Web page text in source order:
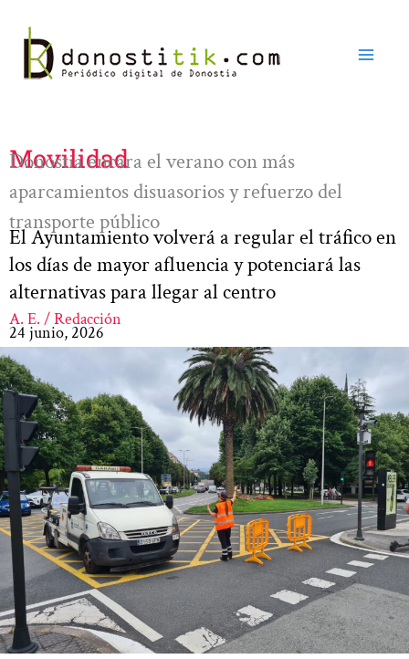
contenido
Movilidad
Donostia encara el verano con más
aparcamientos disuasorios y refuerzo del
transporte público
El Ayuntamiento volverá a regular el tráfico en
los días de mayor afluencia y potenciará las
alternativas para llegar al centro
A. E. / Redacción
24 junio, 2026